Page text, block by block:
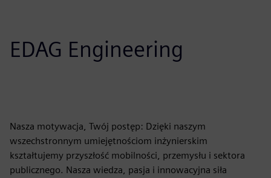
EDAG Engineering
Nasza motywacja, Twój postęp: Dzięki naszym
wszechstronnym umiejętnościom inżynierskim
kształtujemy przyszłość mobilności, przemysłu i sektora
publicznego. Nasza wiedza, pasja i innowacyjna siła